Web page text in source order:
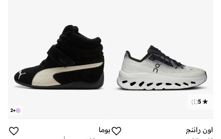
5
(
1
)
اون راننج
+
2
بوما